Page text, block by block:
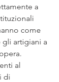
a
come
artigiani a
al
di